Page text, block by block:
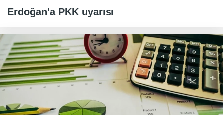
Erdoğan'a PKK uyarısı